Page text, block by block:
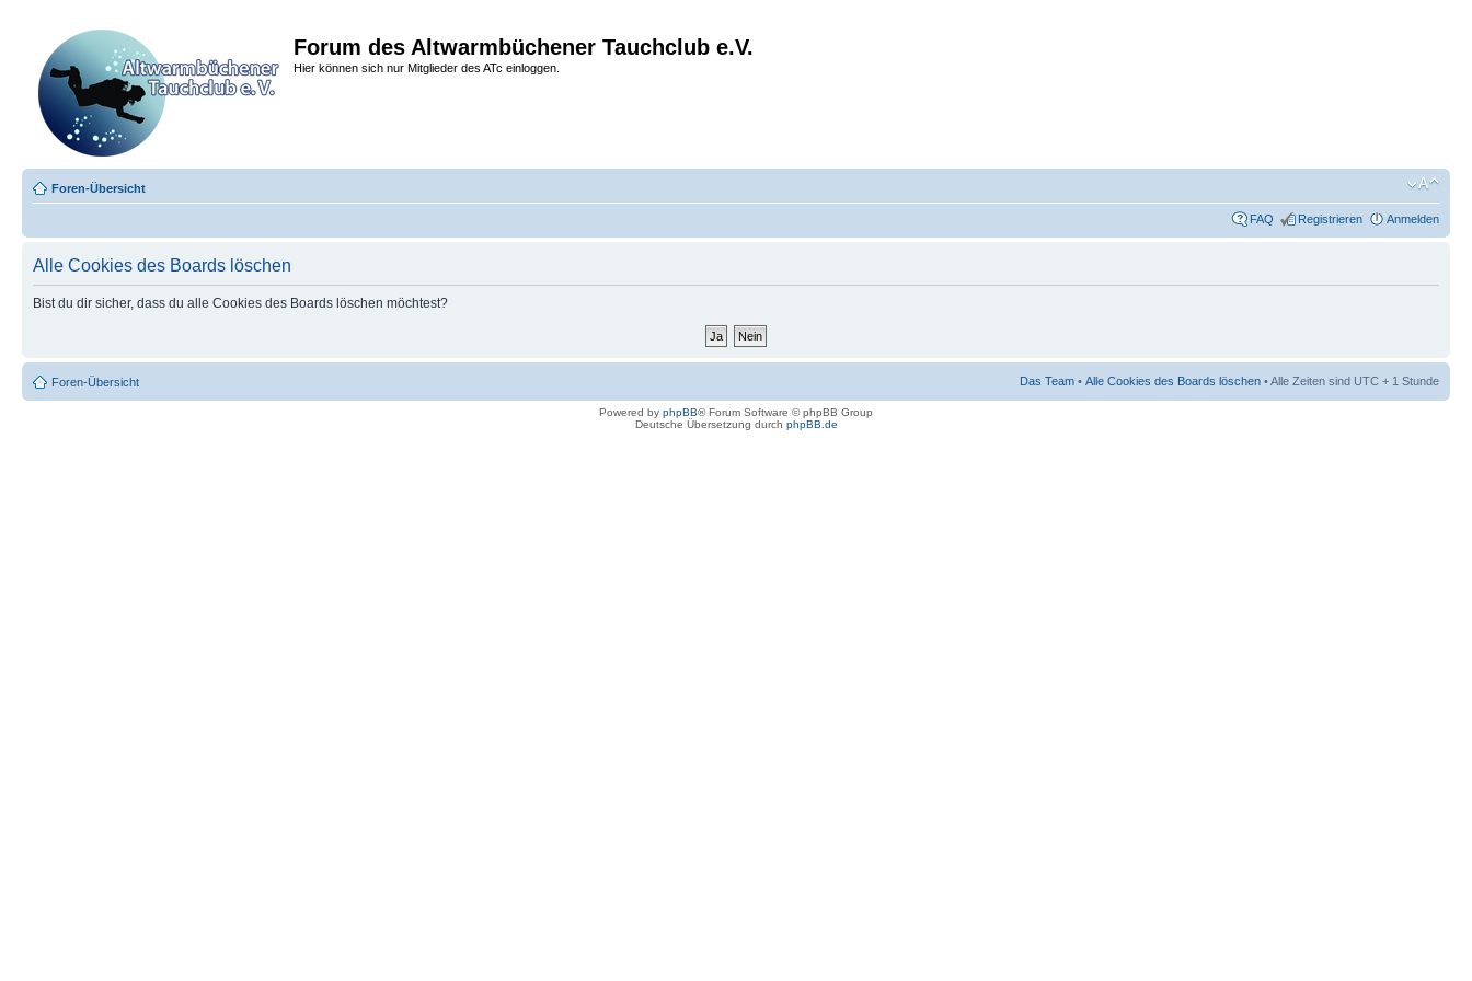
Forum des Altwarmbüchener Tauchclub e.V.
Hier können sich nur Mitglieder des ATc einloggen.
Foren-Übersicht
FAQ Registrieren Anmelden
Alle Cookies des Boards löschen
Bist du dir sicher, dass du alle Cookies des Boards löschen möchtest?
Foren-Übersicht Das Team • Alle Cookies des Boards löschen • Alle Zeiten sind UTC + 1 Stunde
Powered by phpBB® Forum Software © phpBB Group
Deutsche Übersetzung durch phpBB.de